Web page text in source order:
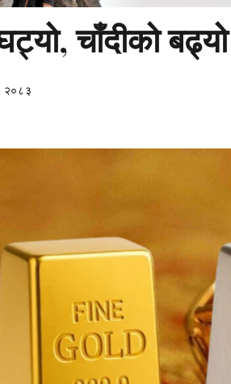
चाँदीको बढ्यो
२०८३